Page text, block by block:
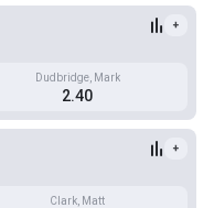
+
Dudbridge, Mark
2.40
+
Clark, Matt